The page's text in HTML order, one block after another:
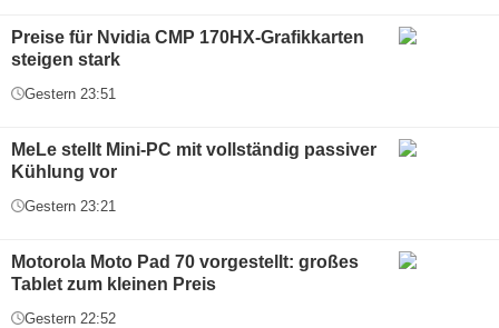
Preise für Nvidia CMP 170HX-Grafikkarten
steigen stark
Gestern 23:51
MeLe stellt Mini-PC mit vollständig passiver
Kühlung vor
Gestern 23:21
Motorola Moto Pad 70 vorgestellt: großes
Tablet zum kleinen Preis
Gestern 22:52